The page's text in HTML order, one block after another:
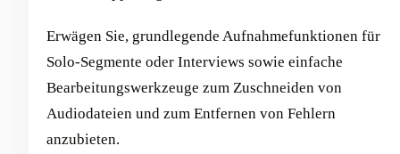
Erwägen Sie, grundlegende Aufnahmefunktionen für
Solo-Segmente oder Interviews sowie einfache
Bearbeitungswerkzeuge zum Zuschneiden von
Audiodateien und zum Entfernen von Fehlern
anzubieten.